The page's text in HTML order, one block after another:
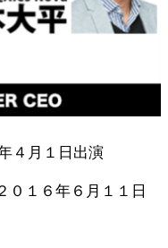
４月１日出演
０１６年６月１１日